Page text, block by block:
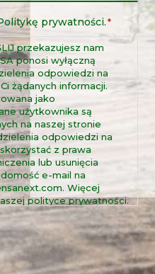
prywatności.*
przekazujesz nam
ponosi wyłączną
odpowiedzi na
żądanych informacji.
jako
użytkownika są
na naszej stronie
odpowiedzi na
z prawa
lub usunięcia
e-mail na
Więcej
polityce prywatności.
reCAPTCHA oraz
korzystania z usług